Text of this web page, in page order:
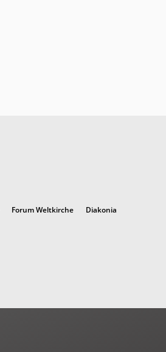
Forum Weltkirche Diakonia